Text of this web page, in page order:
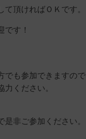
て頂ければＯＫです。
す！
でも参加できますので
ください。
非ご参加ください。